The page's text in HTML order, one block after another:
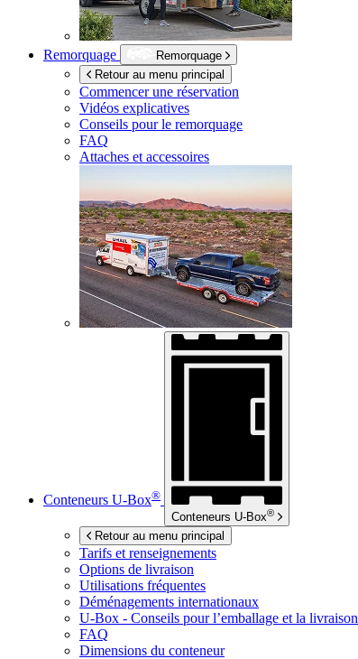
Remorquage
Remorquage
Retour au menu principal
Commencer une réservation
Vidéos explicatives
Conseils pour le remorquage
FAQ
Attaches et accessoires
Conteneurs U-Box®
Conteneurs U-Box®
Retour au menu principal
Tarifs et renseignements
Options de livraison
Utilisations fréquentes
Déménagements internationaux
U-Box - Conseils pour l’emballage et la livraison
FAQ
Dimensions du conteneur